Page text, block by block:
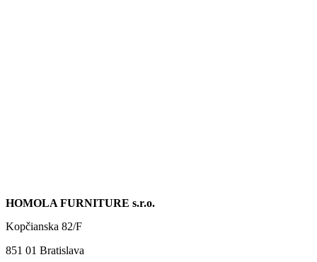
HOMOLA FURNITURE s.r.o.
Kopčianska 82/F
851 01 Bratislava